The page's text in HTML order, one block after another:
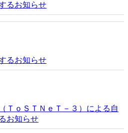
るお知らせ
るお知らせ
ＴｏＳＴＮｅＴ－３）による自
お知らせ